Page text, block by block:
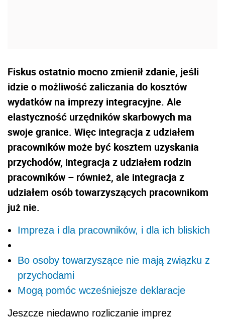
Fiskus ostatnio mocno zmienił zdanie, jeśli
idzie o możliwość zaliczania do kosztów
wydatków na imprezy integracyjne. Ale
elastyczność urzędników skarbowych ma
swoje granice. Więc integracja z udziałem
pracowników może być kosztem uzyskania
przychodów, integracja z udziałem rodzin
pracowników – również, ale integracja z
udziałem osób towarzyszących pracownikom
już nie.
Impreza i dla pracowników, i dla ich bliskich
Bo osoby towarzyszące nie mają związku z
przychodami
Mogą pomóc wcześniejsze deklaracje
Jeszcze niedawno rozliczanie imprez